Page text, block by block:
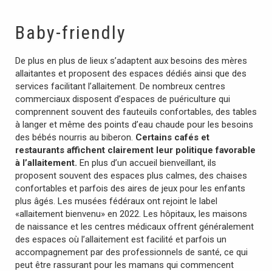
Baby-friendly
De plus en plus de lieux s’adaptent aux besoins des mères
allaitantes et proposent des espaces dédiés ainsi que des
services facilitant l’allaitement. De nombreux centres
commerciaux disposent d’espaces de puériculture qui
comprennent souvent des fauteuils confortables, des tables
à langer et même des points d’eau chaude pour les besoins
des bébés nourris au biberon. Certains cafés et
restaurants affichent clairement leur politique favorable
à l’allaitement. En plus d’un accueil bienveillant, ils
proposent souvent des espaces plus calmes, des chaises
confortables et parfois des aires de jeux pour les enfants
plus âgés. Les musées fédéraux ont rejoint le label
«allaitement bienvenu» en 2022. Les hôpitaux, les maisons
de naissance et les centres médicaux offrent généralement
des espaces où l’allaitement est facilité et parfois un
accompagnement par des professionnels de santé, ce qui
peut être rassurant pour les mamans qui commencent